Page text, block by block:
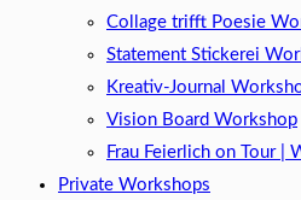
Collage trifft Poesie
Statement Stickerei
Kreativ-Journal
Vision Board Workshop
Frau Feierlich on Tour |
Private Workshops